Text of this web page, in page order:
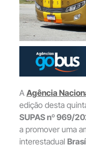
A Agência
edição desta
SUPAS nº 969/
a promover uma
interestadual